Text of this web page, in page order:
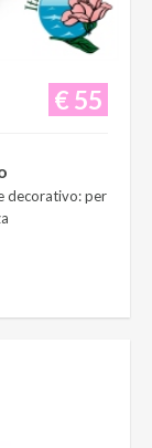
€ 55
decorativo: per